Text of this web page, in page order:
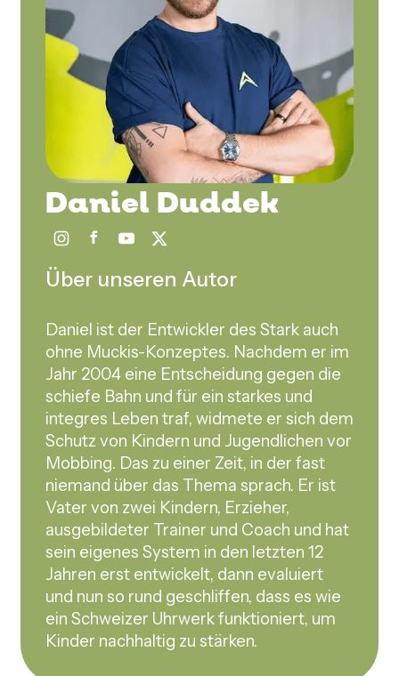
Daniel Duddek
Über unseren Autor
Daniel ist der Entwickler des Stark auch
ohne Muckis-Konzeptes. Nachdem er im
Jahr 2004 eine Entscheidung gegen die
schiefe Bahn und für ein starkes und
integres Leben traf, widmete er sich dem
Schutz von Kindern und Jugendlichen vor
Mobbing. Das zu einer Zeit, in der fast
niemand über das Thema sprach. Er ist
Vater von zwei Kindern, Erzieher,
ausgebildeter Trainer und Coach und hat
sein eigenes System in den letzten 12
Jahren erst entwickelt, dann evaluiert
und nun so rund geschliffen, dass es wie
ein Schweizer Uhrwerk funktioniert, um
Kinder nachhaltig zu stärken.